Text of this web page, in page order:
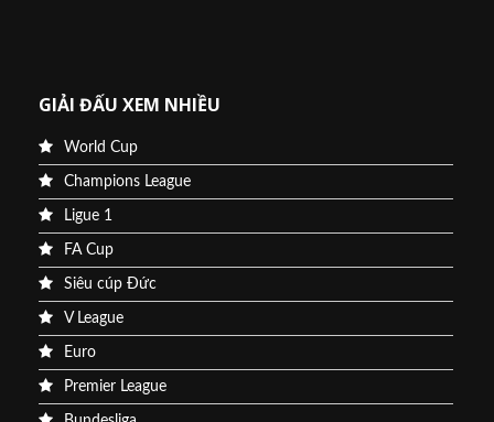
GIẢI ĐẤU XEM NHIỀU
World Cup
Champions League
Ligue 1
FA Cup
Siêu cúp Đức
V League
Euro
Premier League